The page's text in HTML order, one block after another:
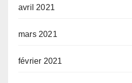
avril 2021
mars 2021
février 2021